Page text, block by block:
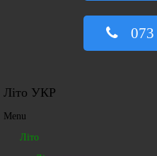
073
Літо УКР
Menu
Літо